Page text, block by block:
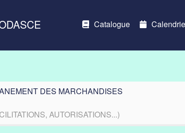
Catalogue
DES MARCHANDISES
AUTORISATIONS...)